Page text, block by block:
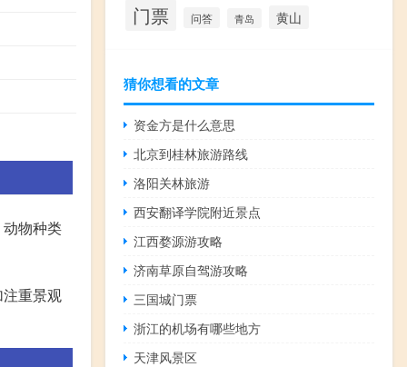
物种类
重景观
门票 问答 青岛 黄山
猜你想看的文章
资金方是什么意思
北京到桂林旅游路线
洛阳关林旅游
西安翻译学院附近景点
江西婺源游攻略
济南草原自驾游攻略
三国城门票
浙江的机场有哪些地方
天津风景区